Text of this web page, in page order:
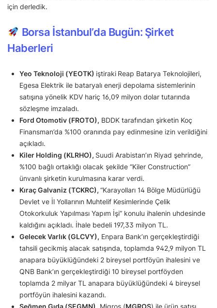
için derledik.
Borsa İstanbul’da Bugün: Şirket
Haberleri
Yeo Teknoloji (YEOTK) iştiraki Reap Batarya Teknolojileri,
Egesa Elektrik ile bataryalı enerji depolama sistemlerinin
satışına yönelik KDV hariç 16,09 milyon dolar tutarında
sözleşme imzaladı.
Ford Otomotiv (FROTO), BDDK tarafından şirketin Koç
Finansman’da %100 oranında pay edinmesine izin verildiğini
açıkladı.
Kiler Holding (KLRHO), Suudi Arabistan’ın Riyad şehrinde,
%100 bağlı ortaklığı olacak şekilde “Kiler Construction”
ünvanlı şirketin kurulmasına karar verdi.
Kıraç Galvaniz (TCKRC), “Karayolları 14 Bölge Müdürlüğü
Devlet ve İl Yollarının Muhtelif Kesimlerinde Çelik
Otokorkuluk Yapılması Yapım İşi” konulu ihalenin uhdesinde
kaldığını açıkladı. İhale bedeli 197,33 milyon TL.
Gelecek Varlık (GLCVY), Enpara Bank’ın gerçekleştirdiği
tahsili gecikmiş alacak satışında, toplamda 942,9 milyon TL
anapara büyüklüğündeki 2 bireysel portföyün ihalesini ve
QNB Bank’ın gerçekleştirdiği 10 bireysel portföyden
toplamda 2 milyar TL anapara büyüklüğündeki 4 bireysel
portföyün ihalesini kazandı.